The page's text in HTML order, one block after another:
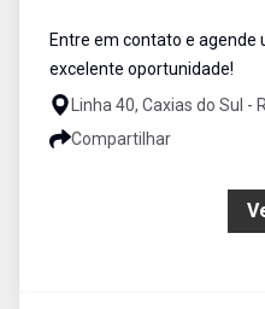
Entre em contato e agende
excelente oportunidade!
Linha 40, Caxias do Sul -
Compartilhar